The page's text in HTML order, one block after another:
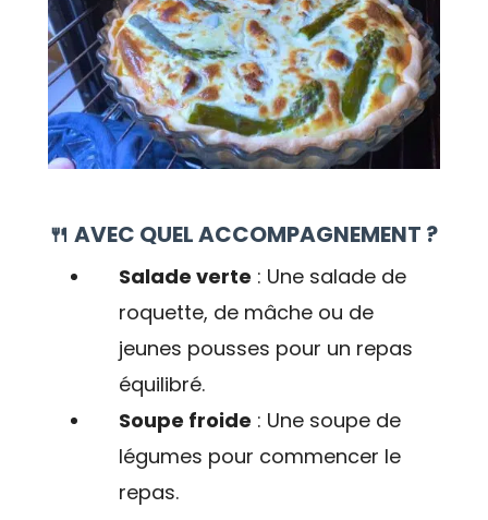
🍴 AVEC QUEL ACCOMPAGNEMENT ?
Salade verte : Une salade de
roquette, de mâche ou de
jeunes pousses pour un repas
équilibré.
Soupe froide : Une soupe de
légumes pour commencer le
repas.